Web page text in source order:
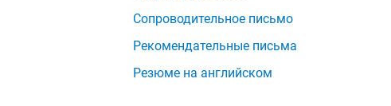
Сопроводительное письмо
Рекомендательные письма
Резюме на английском